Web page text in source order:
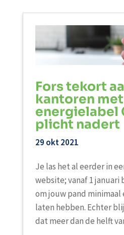
Fors tekort
kantoren met
energielabel
plicht nadert
29 okt 2021
Je las het al eerder in
website; vanaf 1 januari
om jouw pand minimaal
laten hebben. Echter
dat meer dan de helft